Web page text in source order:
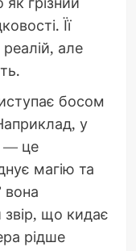
Її
але
босом
у
— це
магію та
вона
звір, що кидає
рідше